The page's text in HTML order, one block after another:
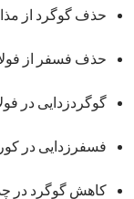
حذف گوگرد از مذاب
حذف فسفر از فولاد
گوگردزدایی در
فسفرزدایی در کوره
کاهش گوگرد در چدن